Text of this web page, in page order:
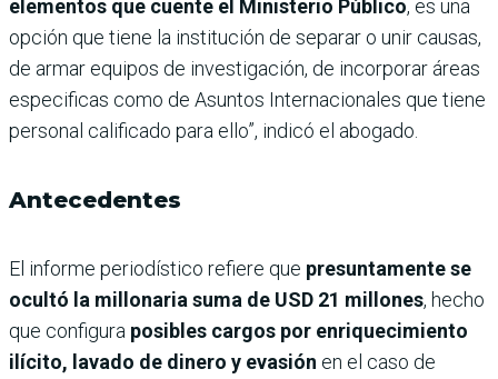
elementos que cuente el Ministerio Público, es una
opción que tiene la institución de separar o unir causas,
de armar equipos de investigación, de incorporar áreas
especificas como de Asuntos Internacionales que tiene
personal calificado para ello”, indicó el abogado.
Antecedentes
El informe periodístico refiere que presuntamente se
ocultó la millonaria suma de USD 21 millones, hecho
que configura posibles cargos por enriquecimiento
ilícito, lavado de dinero y evasión en el caso de